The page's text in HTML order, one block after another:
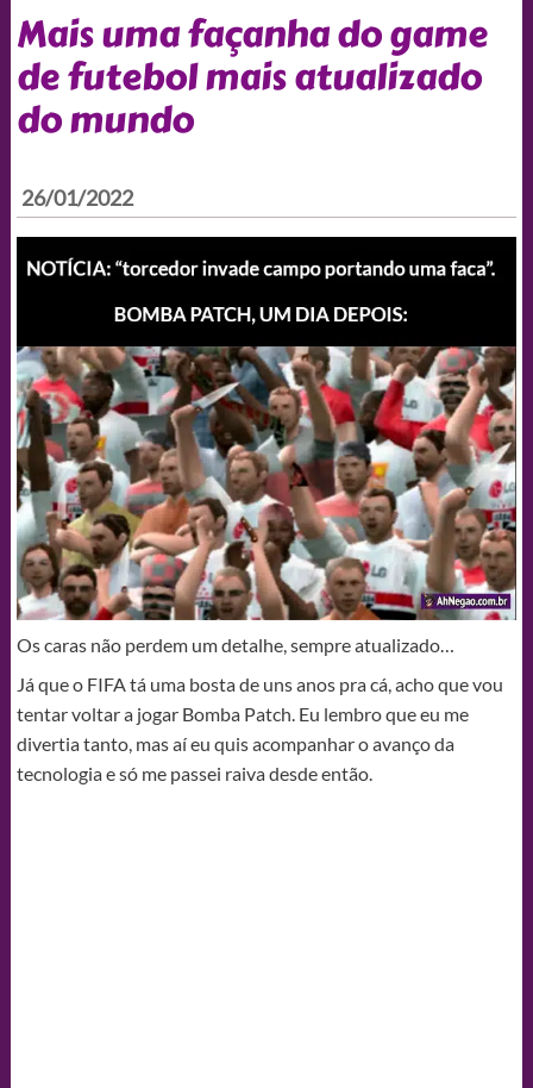
Mais uma façanha do game
de futebol mais atualizado
do mundo
26/01/2022
Os caras não perdem um detalhe, sempre atualizado…
Já que o FIFA tá uma bosta de uns anos pra cá, acho que vou
tentar voltar a jogar Bomba Patch. Eu lembro que eu me
divertia tanto, mas aí eu quis acompanhar o avanço da
tecnologia e só me passei raiva desde então.